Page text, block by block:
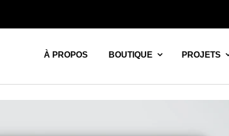
À PROPOS BOUTIQUE PROJETS